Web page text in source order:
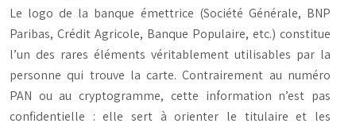
Le logo de la banque émettrice (Société Générale, BNP
Paribas, Crédit Agricole, Banque Populaire, etc.) constitue
l’un des rares éléments véritablement utilisables par la
personne qui trouve la carte. Contrairement au numéro
PAN ou au cryptogramme, cette information n’est pas
confidentielle : elle sert à orienter le titulaire et les